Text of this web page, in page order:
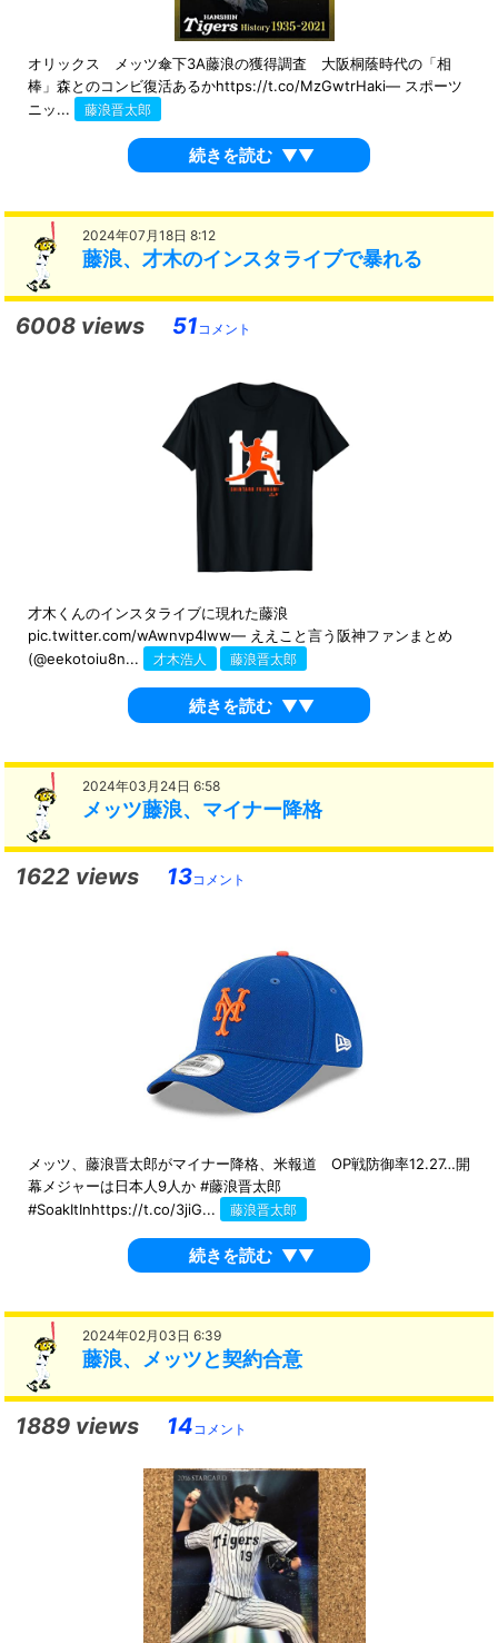
オリックス メッツ傘下3A藤浪の獲得調査 大阪桐蔭時代の「相
棒」森とのコンビ復活あるかhttps://t.co/MzGwtrHaki— スポーツ
ニッ...
藤浪晋太郎
続きを読む ▼▼
2024年07月18日 8:12
藤浪、才木のインスタライブで暴れる
6008 views 51コメント
才木くんのインスタライブに現れた藤浪
pic.twitter.com/wAwnvp4lww— ええこと言う阪神ファンまとめ
(@eekotoiu8n...
才木浩人 藤浪晋太郎
続きを読む ▼▼
2024年03月24日 6:58
メッツ藤浪、マイナー降格
1622 views 13コメント
メッツ、藤浪晋太郎がマイナー降格、米報道 OP戦防御率12.27…開
幕メジャーは日本人9人か #藤浪晋太郎
#SoakItInhttps://t.co/3jiG...
藤浪晋太郎
続きを読む ▼▼
2024年02月03日 6:39
藤浪、メッツと契約合意
1889 views 14コメント